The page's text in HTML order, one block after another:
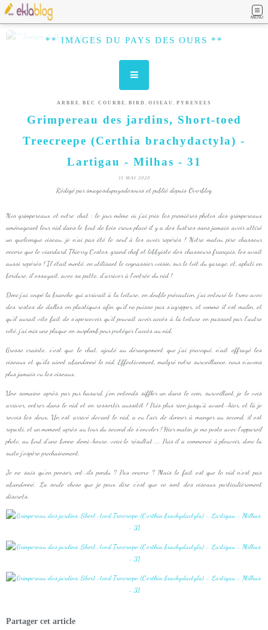
MENU
** IMAGES DU PAYS DES OURS **
ARBRE , BEC COURBE , BIRD , OISEAU , PYRENEES
Grimpereau des jardins, Short-toed
Treecreepe (Certhia brachydactyla) -
Lartigau - Milhas - 31
11 MAI 2020
Rédigé par imagesdupaysdesours et publié depuis Overblog
Nos grimpereaux et notre chat : le jour même où j'ai pris les premières photos des grimpereaux
aménageant leur nid dans le bout de bois creux placé il y a des lustres sans jamais avoir attiré
un quelconque oiseau, je n'ai pas été le seul à les avoir repérés ! Notre matou, pire chasseur
encore que le viandard Thierry Costes, grand chef et lobbyiste des chasseurs français, les avait
aussi repérés ! Il était monté, en utilisant le cognassier voisin, sur le toit du garage, et, aplati en
bordure, il essayait, avec sa patte, d'arriver à l'entrée du nid !
Donc j'ai coupé la branche qui arrivait à la toiture, en double précaution, j'ai entouré le tronc avec
des restes de dalles en plastiques afin qu'il ne puisse pas s’agripper, et comme il est malin, et
qu'il aurait vite fait de s'apercevoir qu'il pouvait avoir accès à la toiture en passant par l'autre
côté, j'ai mis une plaque en surplomb pour protéger l'accès au nid.
Grosse crainte, c'est que le chat, ajouté au dérangement que j'ai provoqué, n'ait effrayé les
oiseaux et qu'ils aient abandonné le nid. Effectivement, malgré notre surveillance, nous n'avons
plus jamais vu les oiseaux.
Une semaine après, par pur hasard, j'en entends siffler un dans le coin, surveillant, je le vois
arriver, entrer dans le nid et en ressortir aussitôt ! Puis plus rien jusqu'à avant-hier, et là je
revois les deux. Un est arrivé devant le nid, a eu l'air de donner à manger au second, il est
reparti, et un moment après au tour du second de s'envoler ! Hier matin je me poste avec l'appareil
photo, au bout d'une bonne demi-heure, voici le résultat ... Puis il a commencé à pleuvoir, donc la
suite j'espère prochainement.
Je ne sais qu'en penser, ont-ils pondu ? Pas encore ? Mais le fait est que le nid n'est pas
abandonné. La seule chose que je peux dire c'est que ce sont des oiseaux particulièrement
discrets.
Partager cet article